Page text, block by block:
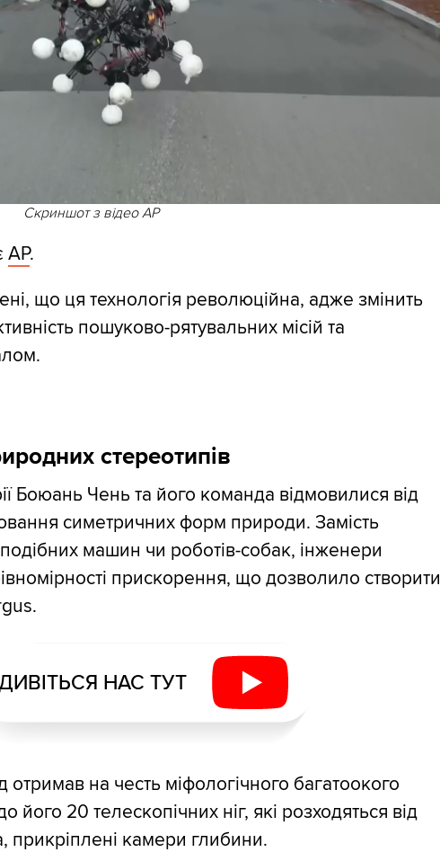
Скриншот з відео AP
AP.
що ця технологія революційна, адже змінить
пошуково-рятувальних місій та
стереотипів
Боюань Чень та його команда відмовилися від
симетричних форм природи. Замість
машин чи роботів-собак, інженери
прискорення, що дозволило створити
НАС ТУТ
отримав на честь міфологічного багатоокого
його 20 телескопічних ніг, які розходяться від
прикріплені камери глибини.